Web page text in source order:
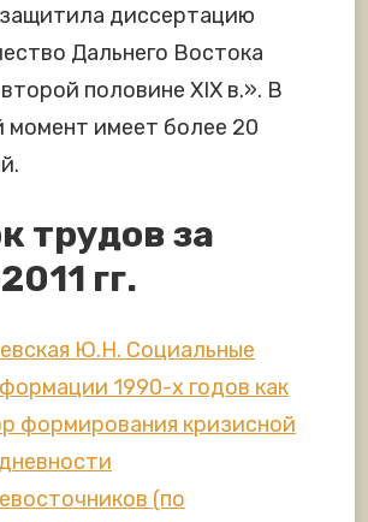
диссертацию
Дальнего Востока
половине XIX в.». В
момент имеет более 20
трудов за
гг.
Ю.Н. Социальные
1990-х годов как
формирования кризисной
(по